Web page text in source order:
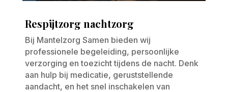
Respijtzorg nachtzorg
Bij Mantelzorg Samen bieden wij
professionele begeleiding, persoonlijke
verzorging en toezicht tijdens de nacht. Denk
aan hulp bij medicatie, geruststellende
aandacht, en het snel inschakelen van